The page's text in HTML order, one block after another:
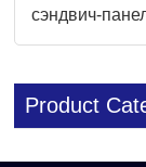
сэндвич-
минеральной
Product